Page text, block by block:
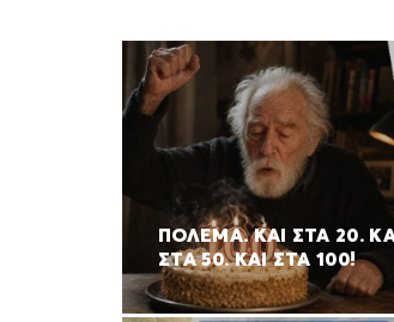
ΠΟΛΈΜΑ. ΚΑΙ ΣΤΑ 20.
ΣΤΑ 50. ΚΑΙ ΣΤΑ 100!